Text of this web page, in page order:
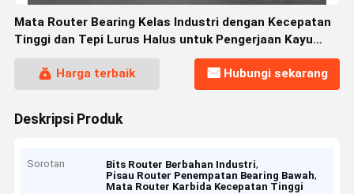
Mata Router Bearing Kelas Industri dengan Kecepatan
Tinggi dan Tepi Lurus Halus untuk Pengerjaan Kayu
Harga terbaik
Hubungi sekarang
Deskripsi Produk
Sorotan Bits Router Berbahan Industri,
Pisau Router Penempatan Bearing Bawah,
Mata Router Karbida Kecepatan Tinggi